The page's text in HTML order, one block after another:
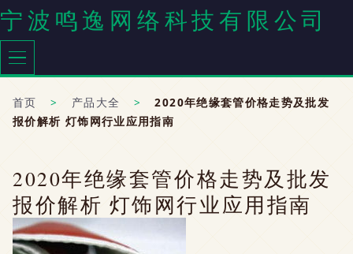
宁波鸣逸网络科技有限公司
首页 > 产品大全 >
2020年绝缘套管价格走势及批发
报价解析 灯饰网行业应用指南
2020年绝缘套管价格走势及批发
报价解析 灯饰网行业应用指南